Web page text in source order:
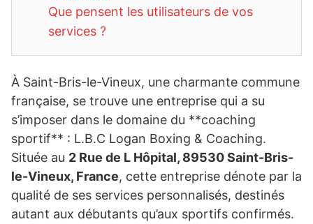
Que pensent les utilisateurs de vos
services ?
À Saint-Bris-le-Vineux, une charmante commune
française, se trouve une entreprise qui a su
s’imposer dans le domaine du **coaching
sportif** : L.B.C Logan Boxing & Coaching.
Située au 2 Rue de L Hôpital, 89530 Saint-Bris-
le-Vineux, France, cette entreprise dénote par la
qualité de ses services personnalisés, destinés
autant aux débutants qu’aux sportifs confirmés.